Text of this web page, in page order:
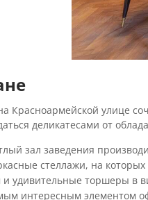
Красноармейской улице
деликатесами от
зал заведения
стеллажи, на
удивительные торшеры в
интересным элементом